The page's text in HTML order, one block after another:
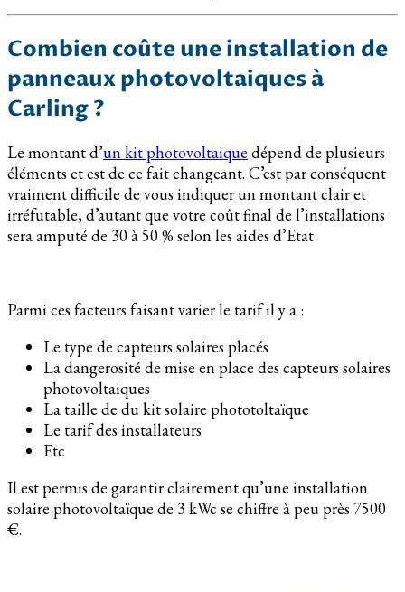
Combien coûte une installation de
panneaux photovoltaiques à
Carling ?
Le montant d’un kit photovoltaique dépend de plusieurs
éléments et est de ce fait changeant. C’est par conséquent
vraiment difficile de vous indiquer un montant clair et
irréfutable, d’autant que votre coût final de l’installations
sera amputé de 30 à 50 % selon les aides d’Etat
Parmi ces facteurs faisant varier le tarif il y a :
Le type de capteurs solaires placés
La dangerosité de mise en place des capteurs solaires
photovoltaiques
La taille de du kit solaire phototoltaïque
Le tarif des installateurs
Etc
Il est permis de garantir clairement qu’une installation
solaire photovoltaïque de 3 kWc se chiffre à peu près 7500
€.